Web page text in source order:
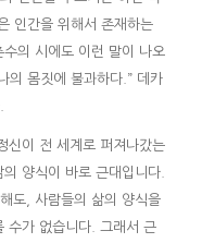
인간을 위해서 존재하는
의 시에도 이런 말이 나오
의 몸짓에 불과하다.” 데카
신이 전 세계로 퍼져나갔는
양식이 바로 근대입니다.
도, 사람들의 삶의 양식을
수가 없습니다. 그래서 근